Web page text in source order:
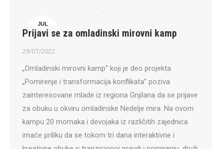
JUL
29
Prijavi se za omladinski mirovni kamp
29/07/2022
„Omladinski mirovni kamp“ koji je deo projekta
„Pomirenje i transformacija konflikata” poziva
zainteresovane mlade iz regiona Gnjilana da se prijave
za obuku u okviru omladinske Nedelje mira. Na ovom
kampu 20 momaka i devojaka iz različitih zajednica
imaće priliku da se tokom tri dana interaktivne i